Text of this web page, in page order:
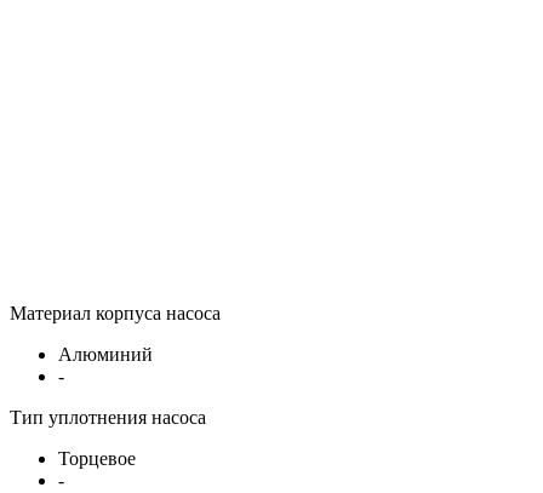
Материал корпуса насоса
Алюминий
-
Тип уплотнения насоса
Торцевое
-